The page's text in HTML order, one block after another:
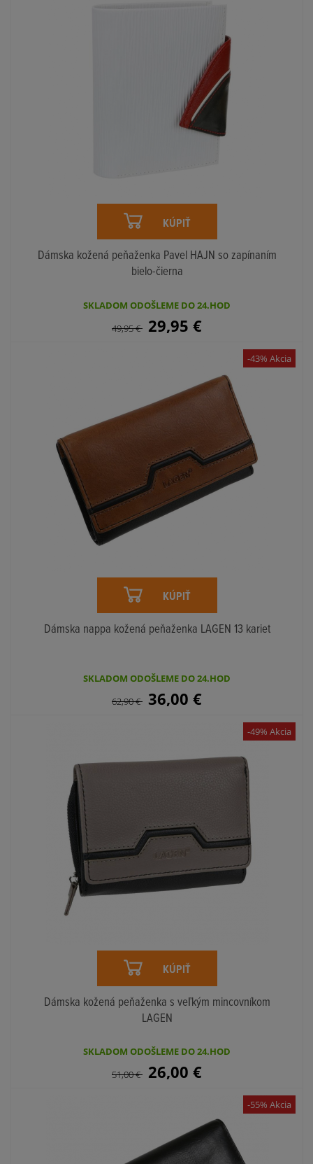
KÚPIŤ
Dámska kožená peňaženka Pavel HAJN so zapínaním
bielo-čierna
SKLADOM ODOŠLEME DO 24.HOD
49,95€ 29,95 €
KÚPIŤ
Dámska nappa kožená peňaženka LAGEN 13 kariet
SKLADOM ODOŠLEME DO 24.HOD
62,90€ 36,00 €
-43% Akcia
KÚPIŤ
Dámska kožená peňaženka s veľkým mincovníkom
LAGEN
SKLADOM ODOŠLEME DO 24.HOD
51,00€ 26,00 €
-49% Akcia
-55% Akcia